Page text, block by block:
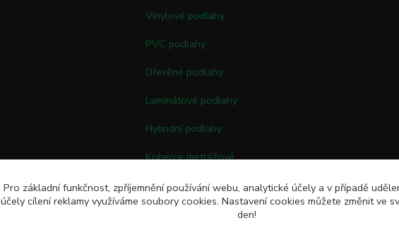
Vinylové podlahy
PVC podlahy
Dřevěné podlahy
Laminátové podlahy
Hybridní podlahy
Koberce metrážové
Kobercové čtverce
Pro základní funkčnost, zpříjemnění používání webu, analytické účely a v případě
účely cílení reklamy využíváme soubory cookies. Nastavení cookies můžete změnit ve
den!